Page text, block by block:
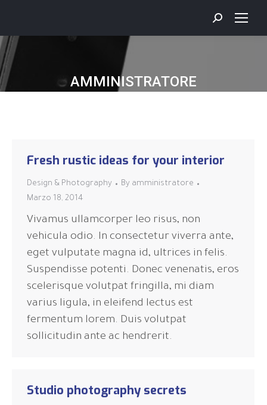
AMMINISTRATORE
Fresh rustic ideas for your interior
Design & Photography By amministratore
Marzo 18, 2014
Vivamus ullamcorper leo risus, non
vehicula odio. In consectetur viverra ante,
eget vulputate magna id, ultrices in felis.
Suspendisse potenti. Donec venenatis, eros
scelerisque volutpat fringilla, mi diam
varius ligula, in eleifend lectus est
fermentum lorem. Duis volutpat
sollicitudin ante ac hendrerit.
Studio photography secrets